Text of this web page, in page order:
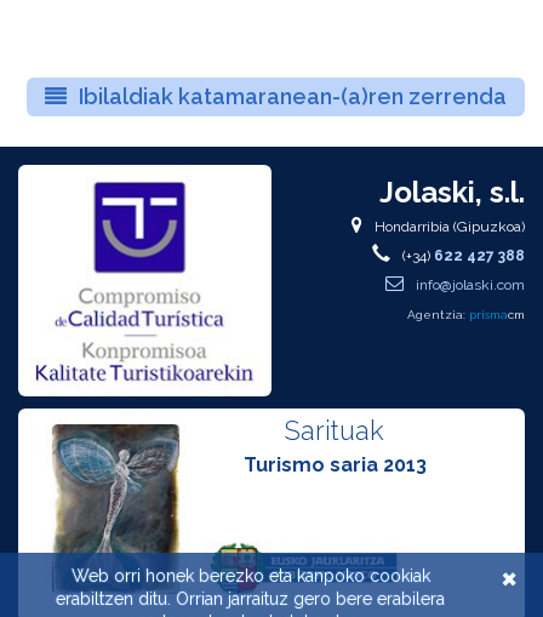
×
Web orri honek berezko eta kanpoko cookiak
erabiltzen ditu. Orrian jarraituz gero bere erabilera
Ibilaldiak katamaranean-(a)ren zerrenda
Jolaski, s.l.
Hondarribia (Gipuzkoa)
(+34) 622 427 388
info@jolaski.com
Agentzia: prismacm
Sarituak
Turismo saria 2013